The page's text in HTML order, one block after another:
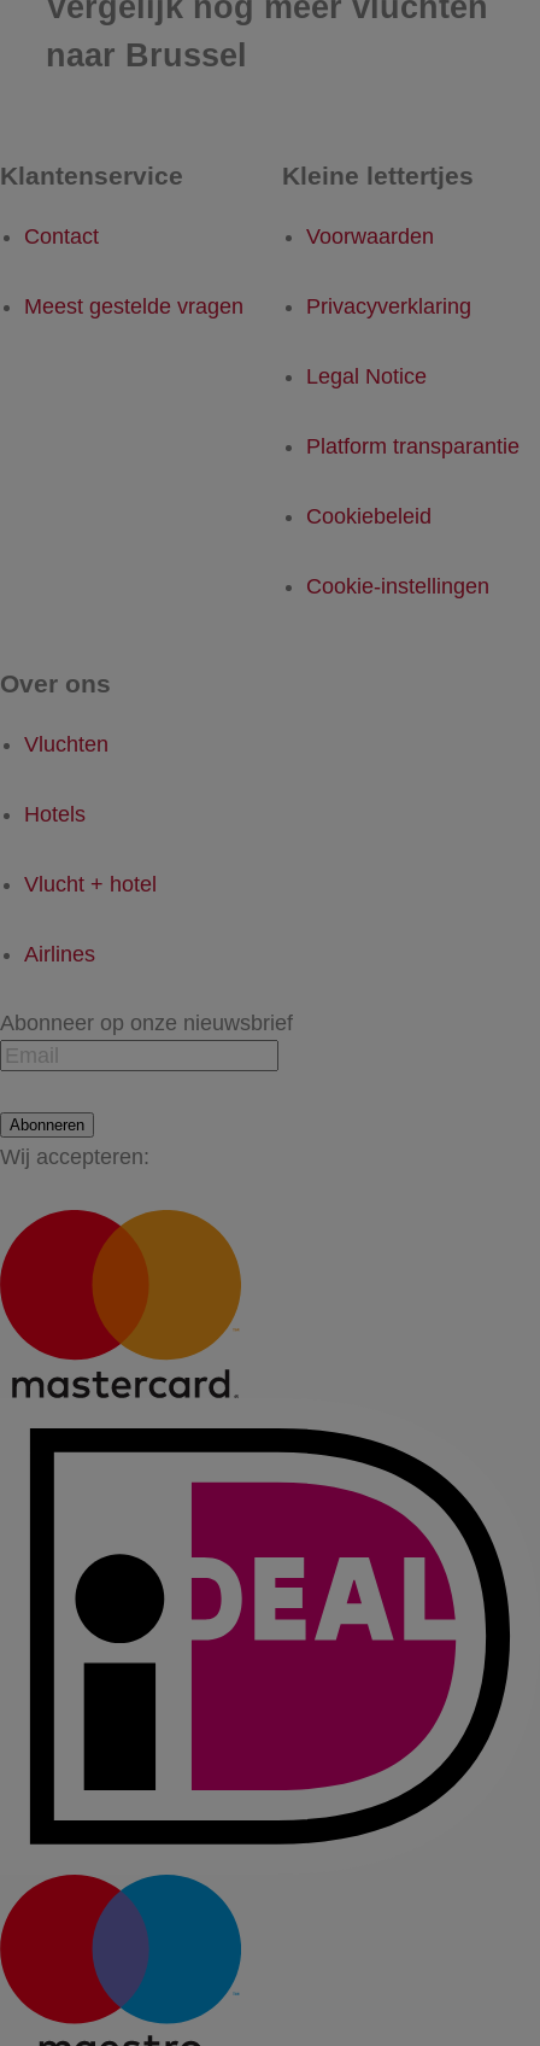
Vergelijk nog meer vluchten
naar Brussel
Klantenservice
Contact
Meest gestelde vragen
Kleine lettertjes
Voorwaarden
Privacyverklaring
Legal Notice
Platform transparantie
Cookiebeleid
Cookie-instellingen
Over ons
Vluchten
Hotels
Vlucht + hotel
Airlines
Abonneer op onze nieuwsbrief
Abonneren
Wij accepteren: